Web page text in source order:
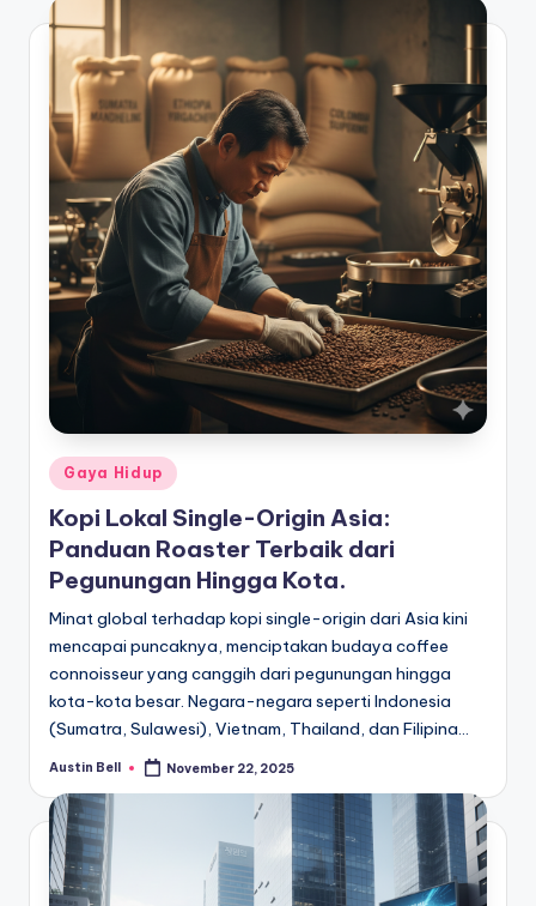
Posted
in
Gaya Hidup
Kopi Lokal Single-Origin Asia:
Panduan Roaster Terbaik dari
Pegunungan Hingga Kota.
Minat global terhadap kopi single-origin dari Asia kini
mencapai puncaknya, menciptakan budaya coffee
connoisseur yang canggih dari pegunungan hingga
kota-kota besar. Negara-negara seperti Indonesia
(Sumatra, Sulawesi), Vietnam, Thailand, dan Filipina…
Posted
Austin Bell November 22, 2025